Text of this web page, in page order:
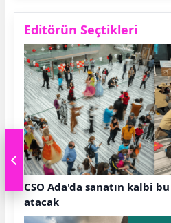
Editörün Seçtikleri
CSO Ada'da sanatın kalbi
atacak